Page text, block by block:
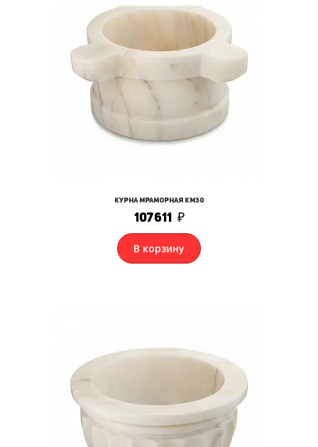
Курна мраморная КМ30
107611 ₽
В корзину